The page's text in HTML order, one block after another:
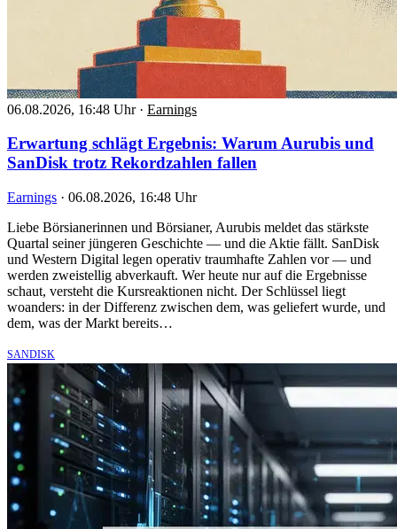
06.08.2026, 16:48 Uhr · Earnings
Erwartung schlägt Ergebnis: Warum Aurubis und
SanDisk trotz Rekordzahlen fallen
Earnings · 06.08.2026, 16:48 Uhr
Liebe Börsianerinnen und Börsianer, Aurubis meldet das stärkste
Quartal seiner jüngeren Geschichte — und die Aktie fällt. SanDisk
und Western Digital legen operativ traumhafte Zahlen vor — und
werden zweistellig abverkauft. Wer heute nur auf die Ergebnisse
schaut, versteht die Kursreaktionen nicht. Der Schlüssel liegt
woanders: in der Differenz zwischen dem, was geliefert wurde, und
dem, was der Markt bereits…
SANDISK